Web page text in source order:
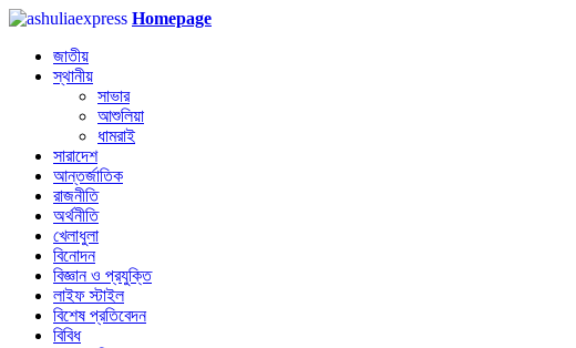
Homepage
জাতীয়
স্থানীয়
সাভার
আশুলিয়া
ধামরাই
সারাদেশ
আন্তর্জাতিক
রাজনীতি
অর্থনীতি
খেলাধুলা
বিনোদন
বিজ্ঞান ও প্রযুক্তি
লাইফ স্টাইল
বিশেষ প্রতিবেদন
বিবিধ